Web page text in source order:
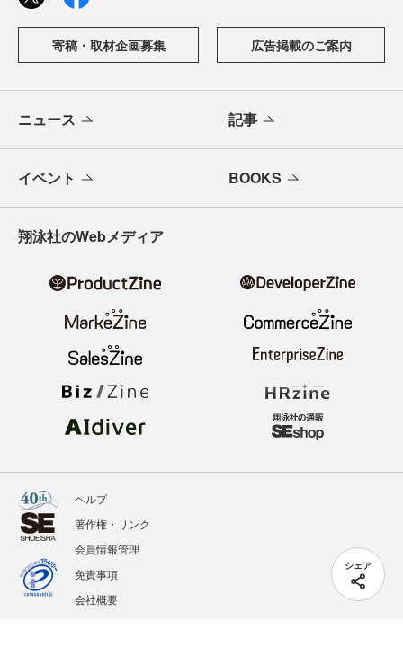
シェア
寄稿・取材企画募集 広告掲載のご案内
ニュース 記事
イベント BOOKS
翔泳社のWebメディア
ヘルプ
著作権・リンク
会員情報管理
免責事項
会社概要